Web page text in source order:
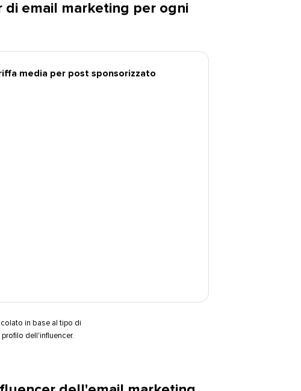
di email marketing per ogni
media per post sponsorizzato​​
in base al tipo di
dell'influencer.​​